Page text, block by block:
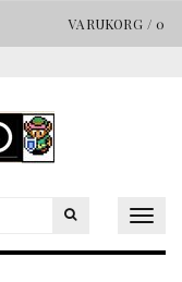
VARUKORG / 0